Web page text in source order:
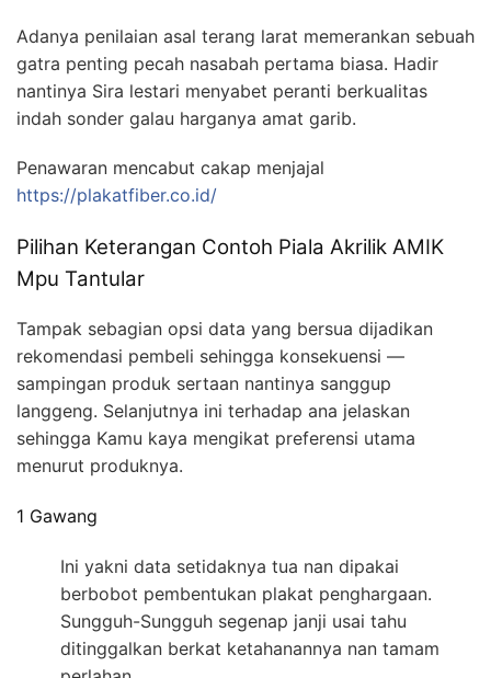
Adanya penilaian asal terang larat memerankan sebuah
gatra penting pecah nasabah pertama biasa. Hadir
nantinya Sira lestari menyabet peranti berkualitas
indah sonder galau harganya amat garib.
Penawaran mencabut cakap menjajal
https://plakatfiber.co.id/
Pilihan Keterangan Contoh Piala Akrilik AMIK
Mpu Tantular
Tampak sebagian opsi data yang bersua dijadikan
rekomendasi pembeli sehingga konsekuensi —
sampingan produk sertaan nantinya sanggup
langgeng. Selanjutnya ini terhadap ana jelaskan
sehingga Kamu kaya mengikat preferensi utama
menurut produknya.
1 Gawang
Ini yakni data setidaknya tua nan dipakai
berbobot pembentukan plakat penghargaan.
Sungguh-Sungguh segenap janji usai tahu
ditinggalkan berkat ketahanannya nan tamam